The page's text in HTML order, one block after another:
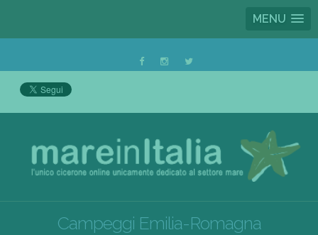
MENU
Campeggi Emilia-Romagna